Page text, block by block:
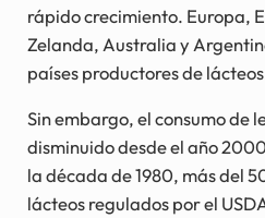
rápido crecimiento. Europa,
Zelanda, Australia y
países productores de
Sin embargo, el consumo de
disminuido desde el año
la década de 1980, más del
lácteos regulados por el